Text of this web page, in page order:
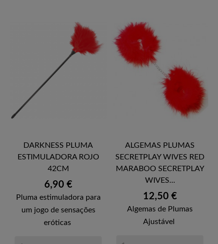
DARKNESS PLUMA
ESTIMULADORA ROJO
42CM
Preço
6,90 €
Pluma estimuladora para
um jogo de sensações
eróticas
ALGEMAS PLUMAS
SECRETPLAY WIVES RED
MARABOO SECRETPLAY
WIVES...
Preço
12,50 €
Algemas de Plumas
Ajustável